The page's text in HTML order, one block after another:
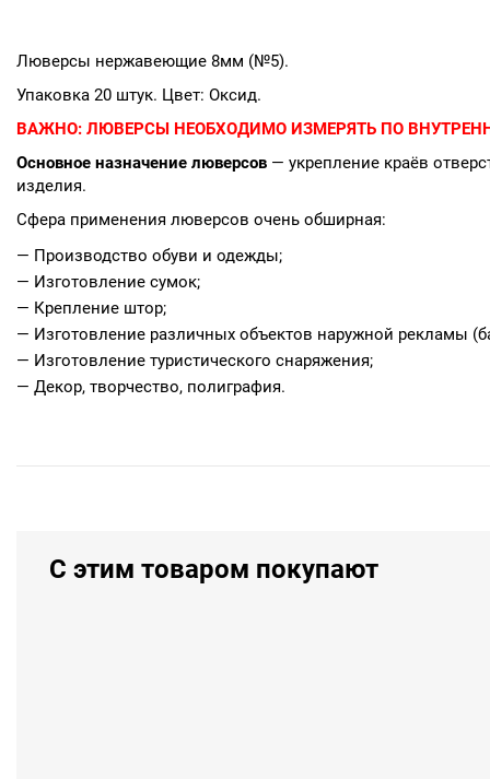
Люверсы нержавеющие 8мм (№5).
Упаковка 20 штук. Цвет: Оксид.
ВАЖНО: ЛЮВЕРСЫ НЕОБХОДИМО ИЗМЕРЯТЬ ПО
Основное назначение люверсов — укрепление краёв
изделия.
Сфера применения люверсов очень обширная:
— Производство обуви и одежды;
— Изготовление сумок;
— Крепление штор;
— Изготовление различных объектов наружной рекламы
— Изготовление туристического снаряжения;
— Декор, творчество, полиграфия.
С этим товаром покупают